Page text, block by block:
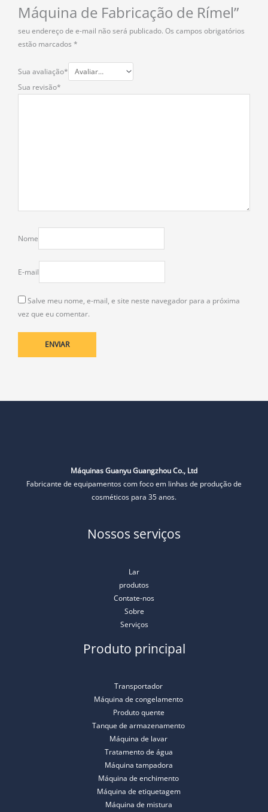
Máquina de Fabricação de Rímel”
seu endereço de e-mail não será publicado. Os campos obrigatórios
estão marcados *
Sua avaliação*
Sua revisão*
Nome
E-mail
Salve meu nome, e-mail, e site neste navegador para a próxima
vez que eu comentar.
Máquinas Guanyu Guangzhou Co., Ltd
Fabricante de equipamentos com foco em linhas de produção de
cosméticos para 35 anos.
Nossos serviços
Lar
produtos
Contate-nos
Sobre
Serviços
Produto principal
Transportador
Máquina de congelamento
Produto quente
Tanque de armazenamento
Máquina de lavar
Tratamento de água
Máquina tampadora
Máquina de enchimento
Máquina de etiquetagem
Máquina de mistura